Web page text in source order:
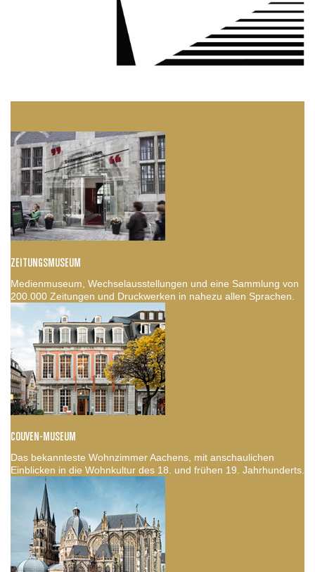
ZEITUNGSMUSEUM
Medienmuseum, Wechselausstellungen und eine Sammlung von
200.000 Zeitungen und Druckwerken in nahezu allen Sprachen.
COUVEN-MUSEUM
Das bekannteste Wohnzimmer Aachens, mit anschaulichen
Einblicken in die Wohnkultur des 18. und frühen 19. Jahrhunderts.